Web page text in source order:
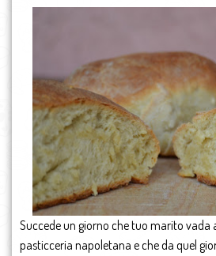
Succede un giorno che tuo marito vada
pasticceria napoletana e che da quel